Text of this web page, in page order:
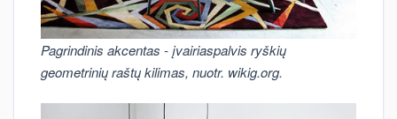
Pagrindinis akcentas - įvairiaspalvis ryškių
geometrinių raštų kilimas, nuotr. wikig.org.